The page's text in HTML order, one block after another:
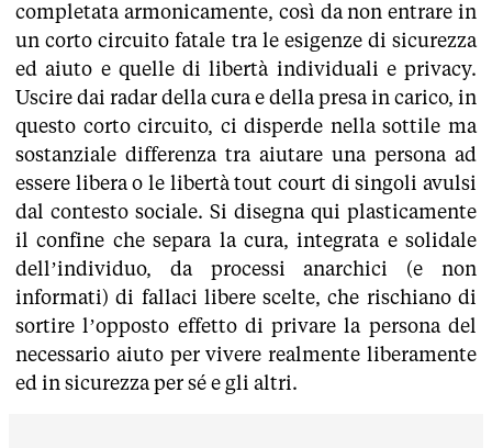
completata armonicamente, così da non entrare in
un corto circuito fatale tra le esigenze di sicurezza
ed aiuto e quelle di libertà individuali e privacy.
Uscire dai radar della cura e della presa in carico, in
questo corto circuito, ci disperde nella sottile ma
sostanziale differenza tra aiutare una persona ad
essere libera o le libertà tout court di singoli avulsi
dal contesto sociale. Si disegna qui plasticamente
il confine che separa la cura, integrata e solidale
dell’individuo, da processi anarchici (e non
informati) di fallaci libere scelte, che rischiano di
sortire l’opposto effetto di privare la persona del
necessario aiuto per vivere realmente liberamente
ed in sicurezza per sé e gli altri.